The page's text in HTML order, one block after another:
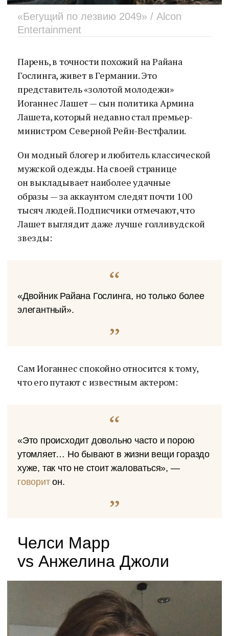
«Бегущий по лезвию 2049» / Alcon
Entertainment
Парень, в точности похожий на Райана
Гослинга, живет в Германии. Это
представитель «золотой молодежи»
Иоганнес Лашет — сын политика Армина
Лашета, который недавно стал премьер-
министром Северной Рейн-Вестфалии.
Он модный блогер и любитель классической
мужской одежды. На своей странице
он выкладывает наиболее удачные
образы — за аккаунтом следят почти 100
тысяч людей. Подписчики отмечают, что
Лашет выглядит даже лучше голливудской
звезды:
«Двойник Райана Гослинга, но только более
элегантный».
Сам Иоганнес спокойно относится к тому,
что его путают с известным актером:
«Это происходит довольно часто и порою
утомляет… Но бывают в жизни вещи гораздо
хуже, так что не стоит жаловаться», —
говоритон.
Челси Марр
vs Анжелина Джоли